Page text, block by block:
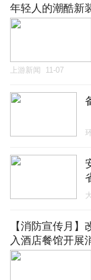
年轻人的潮酷新
上游新闻 11-07
【消防宣传月】
入酒店餐馆开展